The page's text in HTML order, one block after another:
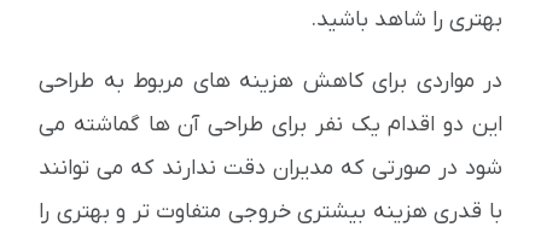
بهتری را شاهد باشید.
در مواردی برای کاهش هزینه های مربوط به طراحی
این دو اقدام یک نفر برای طراحی آن ها گماشته می
شود در صورتی که مدیران دقت ندارند که می توانند
با قدری هزینه بیشتری خروجی متفاوت تر و بهتری را